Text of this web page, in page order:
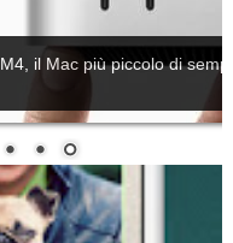
il Mac più piccolo di